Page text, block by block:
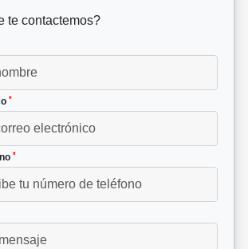
te contactemos?
*
*